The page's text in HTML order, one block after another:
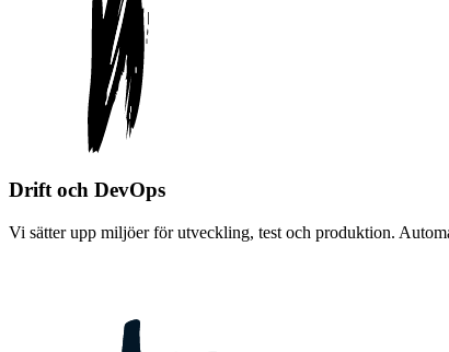
Drift och DevOps
Vi sätter upp miljöer för utveckling, test och produktion.